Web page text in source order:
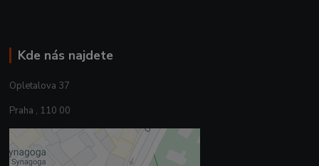
Kde nás najdete
Opletalova 37
Praha , 110 00